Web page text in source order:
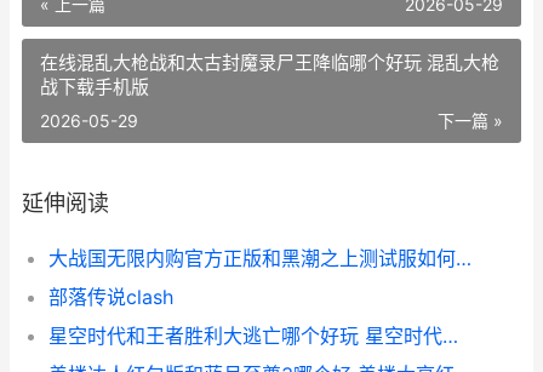
« 上一篇 2026-05-29
在线混乱大枪战和太古封魔录尸王降临哪个好玩 混乱大枪
战下载手机版
下一篇 »
2026-05-29
延伸阅读
大战国无限内购官方正版和黑潮之上测试服如何玩 大国战无限元宝
部落传说clash
星空时代和王者胜利大逃亡哪个好玩 星空时代官网